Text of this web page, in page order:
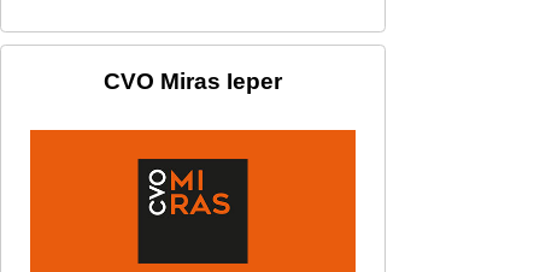
CVO Miras Ieper